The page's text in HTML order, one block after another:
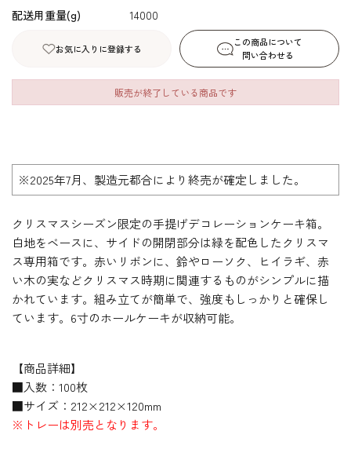
配送用重量(g)
14000
お気に入りに登録する
この商品について
問い合わせる
販売が終了している商品です
※2025年7月、製造元都合により終売が確定しました。
クリスマスシーズン限定の手提げデコレーションケーキ箱。
白地をベースに、サイドの開閉部分は緑を配色したクリスマ
ス専用箱です。赤いリボンに、鈴やローソク、ヒイラギ、赤
い木の実などクリスマス時期に関連するものがシンプルに描
かれています。組み立てが簡単で、強度もしっかりと確保し
ています。6寸のホールケーキが収納可能。
【商品詳細】
■入数：100枚
■サイズ：212×212×120mm
※トレーは別売となります。